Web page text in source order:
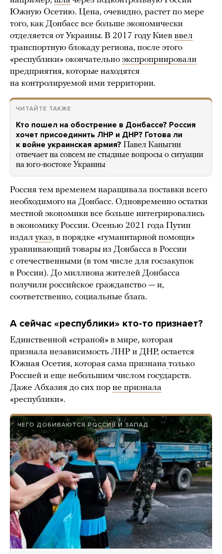
Южную Осетию. Цена, очевидно, растет по мере
того, как Донбасс все больше экономически
отделяется от Украины. В 2017 году Киев ввел
транспортную блокаду региона, после этого
«республики» окончательно экспроприировали
предприятия, которые находятся
на контролируемой ими территории.
ЧИТАЙТЕ ТАКЖЕ
Кто пошел на обострение в Донбассе? Россия
хочет присоединить ЛНР и ДНР? Готова ли
к войне украинская армия? Павел Каныгин
отвечает на совсем не стыдные вопросы о ситуации
на юго-востоке Украины
Россия тем временем наращивала поставки всего
необходимого на Донбасс. Одновременно остатки
местной экономики все больше интегрировались
в экономику России. Осенью 2021 года Путин
издал указ, в порядке «гуманитарной помощи»
уравнивающий товары из Донбасса в России
с отечественными (в том числе для госзакупок
в России). До миллиона жителей Донбасса
получили российское гражданство — и,
соответственно, социальные блага.
А сейчас «республики» кто-то признает?
Единственной «страной» в мире, которая
признала независимость ЛНР и ДНР, остается
Южная Осетия, которая сама признана только
Россией и еще небольшим числом государств.
Даже Абхазия до сих пор не признала
«республики».
ЧЕГО ДОБИВАЮТСЯ РОССИЯ И ЗАПАД